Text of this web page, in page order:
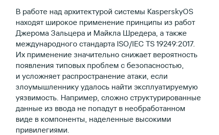
В работе над архитектурой системы KasperskyOS
находят широкое применение принципы из работ
Джерома Зальцера и Майкла Шредера, а также
международного стандарта ISO/IEC TS 19249:2017.
Их применение значительно снижает вероятность
появления типовых проблем с безопасностью,
и усложняет распространение атаки, если
злоумышленнику удалось найти эксплуатируемую
уязвимость. Например, сложно структурированные
данные из ввода не попадут в необработанном
виде в компоненты, наделенные высокими
привилегиями.